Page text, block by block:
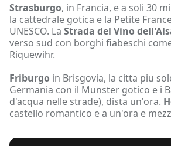
Strasburgo, in Francia, e a soli 30
la cattedrale gotica e la Petite
UNESCO. La Strada del Vino
verso sud con borghi fiabeschi
Riquewihr.
Friburgo in Brisgovia, la citta piu
Germania con il Munster gotico e i
d'acqua nelle strade), dista un'ora.
castello romantico e a un'ora e